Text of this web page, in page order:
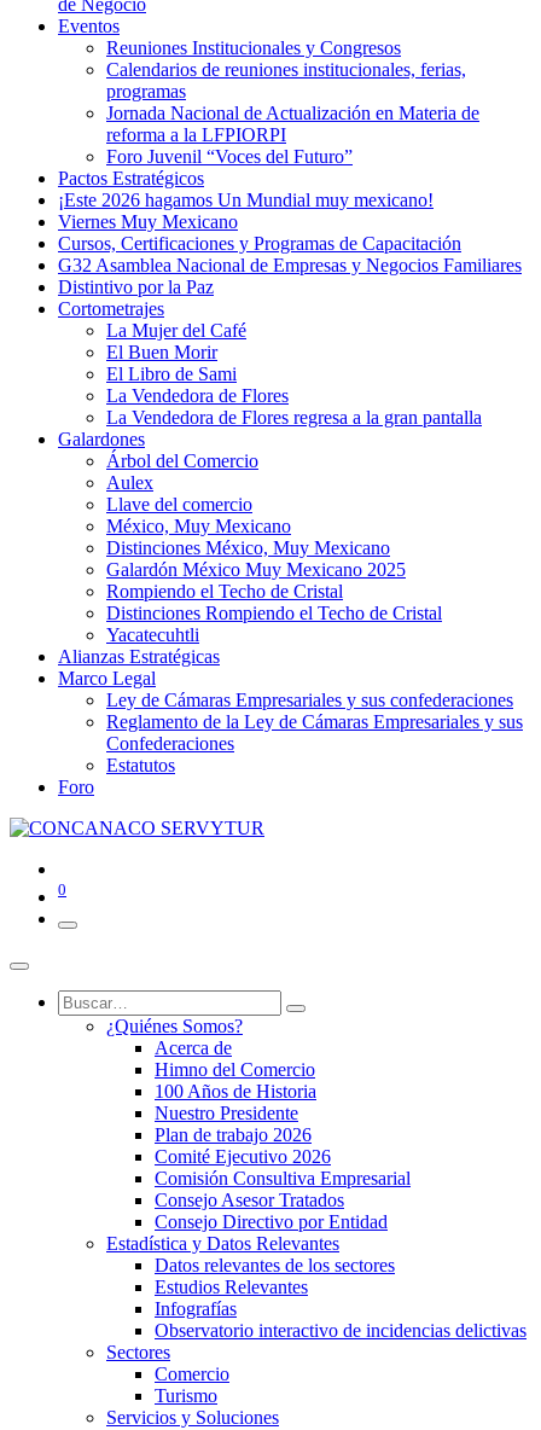
de Negocio
Eventos
Reuniones Institucionales y Congresos
Calendarios de reuniones institucionales, ferias,
programas
Jornada Nacional de Actualización en Materia de
reforma a la LFPIORPI
Foro Juvenil “Voces del Futuro”
Pactos Estratégicos
¡Este 2026 hagamos Un Mundial muy mexicano!
Viernes Muy Mexicano
Cursos, Certificaciones y Programas de Capacitación
G32 Asamblea Nacional de Empresas y Negocios Familiares
Distintivo por la Paz
Cortometrajes
La Mujer del Café
El Buen Morir
El Libro de Sami
La Vendedora de Flores
La Vendedora de Flores regresa a la gran pantalla
Galardones
Árbol del Comercio
Aulex
Llave del comercio
México, Muy Mexicano
Distinciones México, Muy Mexicano
Galardón México Muy Mexicano 2025
Rompiendo el Techo de Cristal
Distinciones Rompiendo el Techo de Cristal
Yacatecuhtli
Alianzas Estratégicas
Marco Legal
Ley de Cámaras Empresariales y sus confederaciones
Reglamento de la Ley de Cámaras Empresariales y sus
Confederaciones
Estatutos
Foro
0
¿Quiénes Somos?
Acerca de
Himno del Comercio
100 Años de Historia
Nuestro Presidente
Plan de trabajo 2026
Comité Ejecutivo 2026
Comisión Consultiva Empresarial
Consejo Asesor Tratados
Consejo Directivo por Entidad
Estadística y Datos Relevantes
Datos relevantes de los sectores
Estudios Relevantes
Infografías
Observatorio interactivo de incidencias delictivas
Sectores
Comercio
Turismo
Servicios y Soluciones